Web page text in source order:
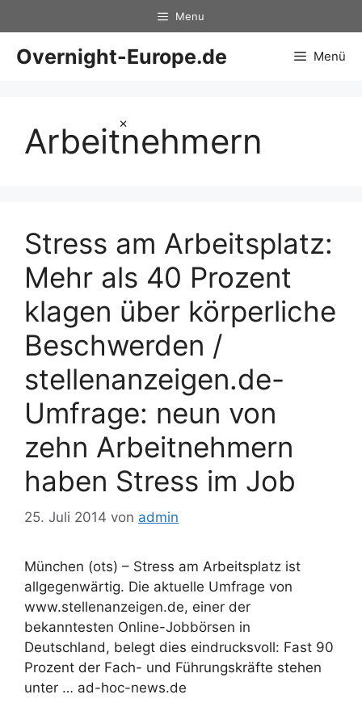
×
Inhalt
springen
Menu
Overnight-Europe.de Menü
Arbeitnehmern
Stress am Arbeitsplatz:
Mehr als 40 Prozent
klagen über körperliche
Beschwerden /
stellenanzeigen.de-
Umfrage: neun von
zehn Arbeitnehmern
haben Stress im Job
25. Juli 2014 von admin
München (ots) – Stress am Arbeitsplatz ist
allgegenwärtig. Die aktuelle Umfrage von
www.stellenanzeigen.de, einer der
bekanntesten Online-Jobbörsen in
Deutschland, belegt dies eindrucksvoll: Fast 90
Prozent der Fach- und Führungskräfte stehen
unter … ad-hoc-news.de